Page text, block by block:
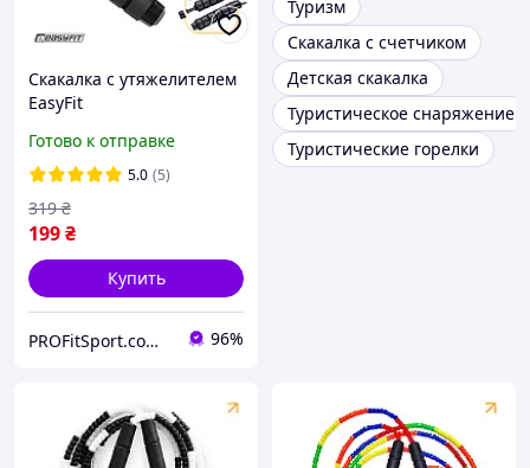
Скакалка с утяжелителем
EasyFit
Готово к отправке
5.0 (5)
199₴
319 ₴
Купить
PROFitSport.com.ua - Интернет-магазин спортинвентаря 96%
Туризм
Скакалка с счетчиком
Детская скакалка
Туристическое снаряжение
Туристические горелки